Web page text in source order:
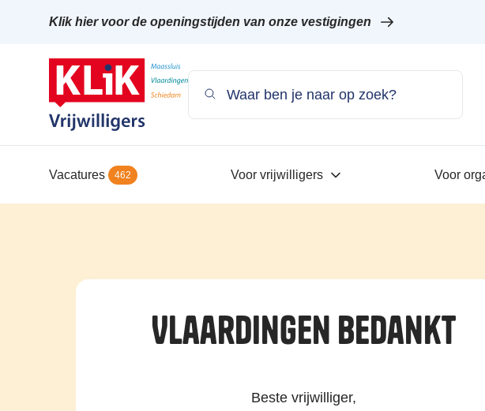
Klik hier voor de openingstijden van onze vestigingen
Vacatures 462 Voor vrijwilligers Voor
Vlaardingen bedankt
Beste vrijwilliger,